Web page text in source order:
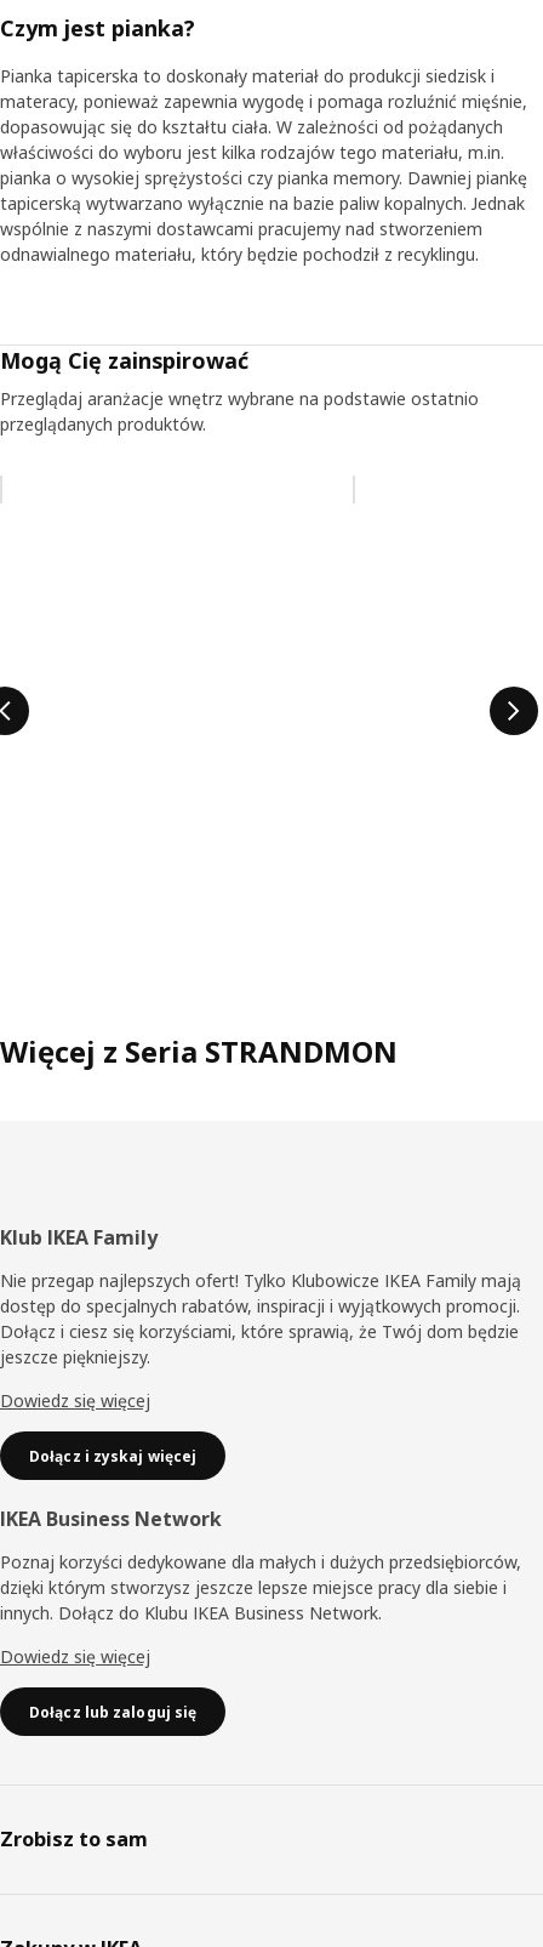
rozwojem produktu. - Dzieci nie mają takich samych
i lubią trzymać nogi w górze, dlatego zrobiliśmy trwale
przymocowane siedzisko zamiast luźnej poduszki. Zespół
pracował nad stabilnością, aby fotel był bezpieczny.
Między innymi nóżki zostały ustawione inaczej, aby środek
ciężkości dopasowany był do sposobu, w jaki dzieci
korzystają z fotela. A jeżeli chodzi o tkaninę - wiemy, że
niezbędna jest trwałość, kiedy fotel czasami jest
wykorzystywany jako bezludna wyspa lub najwyższy szczyt
Aby dzieci czuły się akceptowane
Przede wszystkim chodzi o to, aby dzieci były
akceptowane i traktowane poważnie. - Jeżeli dziecki będą
mogły siedzieć na fotelu dopasowanym do swojego
Barbie. - To naprawdę jest dla nich istotne.
Czym jest pianka?
Pianka tapicerska to doskonały materiał do produkcji siedzisk i
materacy, ponieważ zapewnia wygodę i pomaga rozluźnić mięśnie,
dopasowując się do kształtu ciała. W zależności od pożądanych
właściwości do wyboru jest kilka rodzajów tego materiału, m.in.
pianka o wysokiej sprężystości czy pianka memory. Dawniej piankę
tapicerską wytwarzano wyłącznie na bazie paliw kopalnych. Jednak
wspólnie z naszymi dostawcami pracujemy nad stworzeniem
odnawialnego materiału, który będzie pochodził z recyklingu.
Mogą Cię zainspirować
Przeglądaj aranżacje wnętrz wybrane na podstawie ostatnio
przeglądanych produktów.
Więcej z Seria STRANDMON
Stopka
Klub IKEA Family
Nie przegap najlepszych ofert! Tylko Klubowicze IKEA Family mają
dostęp do specjalnych rabatów, inspiracji i wyjątkowych promocji.
Dołącz i ciesz się korzyściami, które sprawią, że Twój dom będzie
jeszcze piękniejszy.
Dowiedz się więcej
Dołącz i zyskaj więcej
IKEA Business Network
Poznaj korzyści dedykowane dla małych i dużych przedsiębiorców,
dzięki którym stworzysz jeszcze lepsze miejsce pracy dla siebie i
innych. Dołącz do Klubu IKEA Business Network.
Dowiedz się więcej
Dołącz lub zaloguj się
Zrobisz to sam